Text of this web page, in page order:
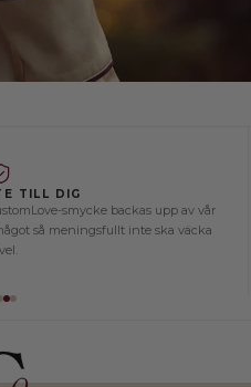
smycke.
verkligen betyder något.
Vi prioriterar ansvarsfullt inköp och
om det som består också betyder
hur det skapas.